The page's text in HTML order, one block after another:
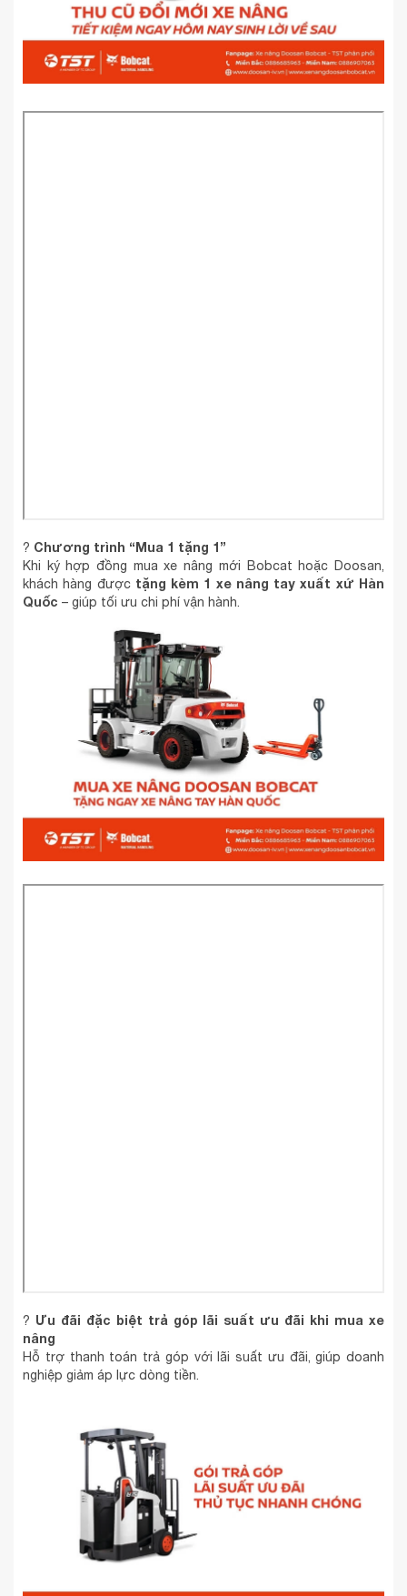
? Chương trình “Mua 1 tặng 1”
Khi ký hợp đồng mua xe nâng mới Bobcat hoặc Doosan,
khách hàng được tặng kèm 1 xe nâng tay xuất xứ Hàn
Quốc – giúp tối ưu chi phí vận hành.
? Ưu đãi đặc biệt trả góp lãi suất ưu đãi khi mua xe
nâng
Hỗ trợ thanh toán trả góp với lãi suất ưu đãi, giúp doanh
nghiệp giảm áp lực dòng tiền.